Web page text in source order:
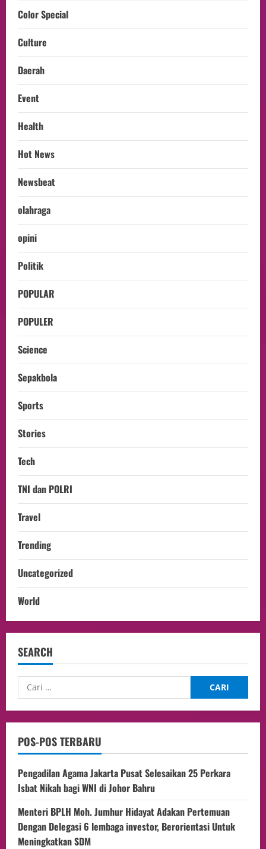
Color Special
Culture
Daerah
Event
Health
Hot News
Newsbeat
olahraga
opini
Politik
POPULAR
POPULER
Science
Sepakbola
Sports
Stories
Tech
TNI dan POLRI
Travel
Trending
Uncategorized
World
SEARCH
POS-POS TERBARU
Pengadilan Agama Jakarta Pusat Selesaikan 25 Perkara
Isbat Nikah bagi WNI di Johor Bahru
Menteri BPLH Moh. Jumhur Hidayat Adakan Pertemuan
Dengan Delegasi 6 lembaga investor, Berorientasi Untuk
Meningkatkan SDM